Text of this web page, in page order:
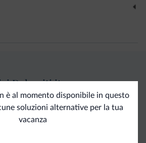
è al momento disponibile in questo
soluzioni alternative per la tua
vacanza
Dolomiti.it
Tariffe
Richieste non